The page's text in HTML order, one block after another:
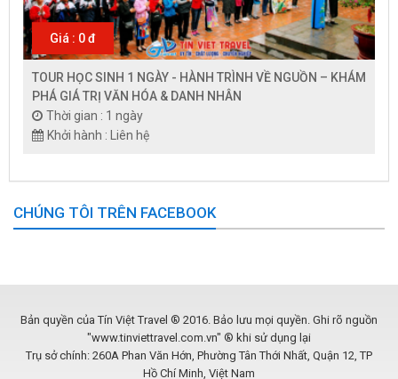
Giá : 0 đ
TOUR HỌC SINH 1 NGÀY - HÀNH TRÌNH VỀ NGUỒN – KHÁM
PHÁ GIÁ TRỊ VĂN HÓA & DANH NHÂN
Thời gian : 1 ngày
Khởi hành : Liên hệ
CHÚNG TÔI TRÊN FACEBOOK
Bản quyền của Tín Việt Travel ® 2016. Bảo lưu mọi quyền. Ghi rõ nguồn
"www.tinviettravel.com.vn" ® khi sử dụng lại
Trụ sở chính: 260A Phan Văn Hớn, Phường Tân Thới Nhất, Quận 12, TP
Hồ Chí Minh, Việt Nam